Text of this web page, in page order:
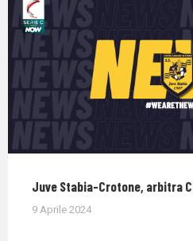
Juve Stabia-Crotone, arbitra
9 Aprile 2024